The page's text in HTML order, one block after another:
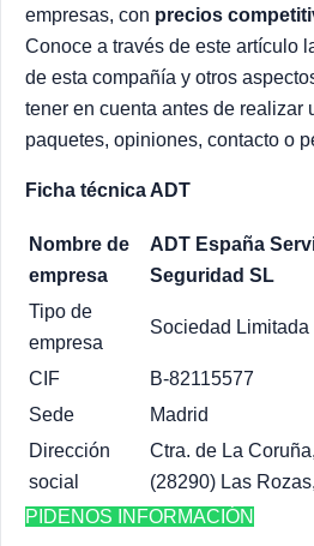
empresas, con precios
Conoce a través de este artículo
de esta compañía y otros
tener en cuenta antes de realizar
paquetes, opiniones, contacto o
Ficha técnica ADT
Nombre de
empresa
ADT España
Seguridad SL
Tipo de
empresa
Sociedad Limitada
CIF
B-82115577
Sede
Madrid
Dirección
social
Ctra. de La
(28290) Las
PIDENOS INFORMACIÓN